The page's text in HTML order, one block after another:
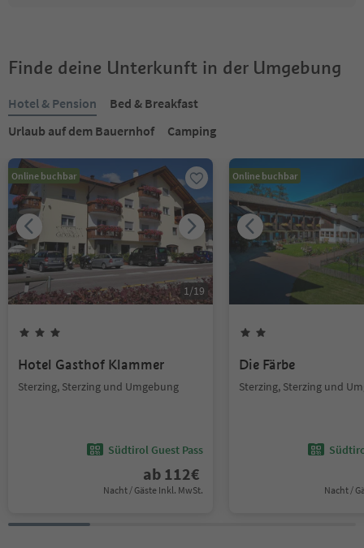
Finde deine Unterkunft in der Umgebung
Hotel & Pension
Bed & Breakfast
Urlaub auf dem Bauernhof
Camping
Online buchbar
1/19
Hotel Gasthof Klammer
Sterzing, Sterzing und Umgebung
Südtirol Guest Pass
ab 112€
Nacht / Gäste Inkl. MwSt.
Online buchbar
Die Färbe
Sterzing, Sterzing und
Nacht /